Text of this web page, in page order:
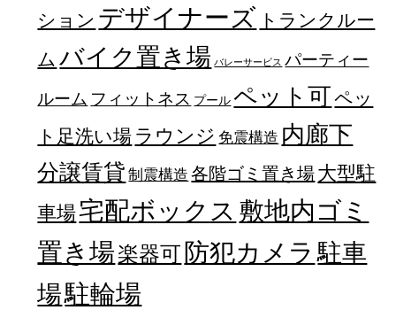
ション デザイナーズ トランクルー
ム バイク置き場 バレーサービス パーティー
ルーム フィットネス プール ペット可ペッ
ト足洗い場 ラウンジ 免震構造 内廊下
分譲賃貸 制震構造 各階ゴミ置き場大型駐
車場宅配ボックス 敷地内ゴミ
置き場楽器可防犯カメラ 駐車
場駐輪場